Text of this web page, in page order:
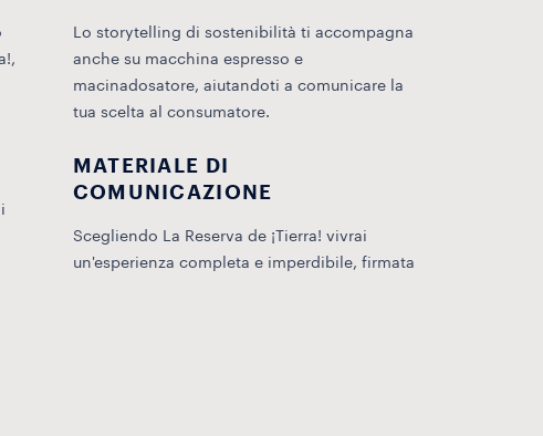
Lo storytelling di sostenibilità ti accompagna
anche su macchina espresso e
macinadosatore, aiutandoti a comunicare la
tua scelta al consumatore.
MATERIALE DI
COMUNICAZIONE
Scegliendo La Reserva de ¡Tierra! vivrai
un'esperienza completa e imperdibile, firmata